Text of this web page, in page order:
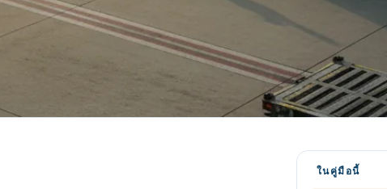
ในคู่มือนี้